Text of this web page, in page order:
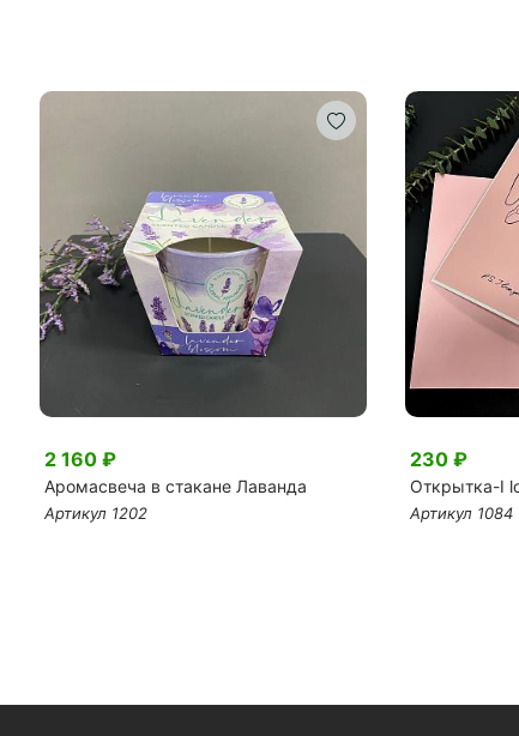
2 160 ₽
Аромасвеча в стакане Лаванда
Артикул 1202
230 ₽
Открытка-I
Артикул 1084